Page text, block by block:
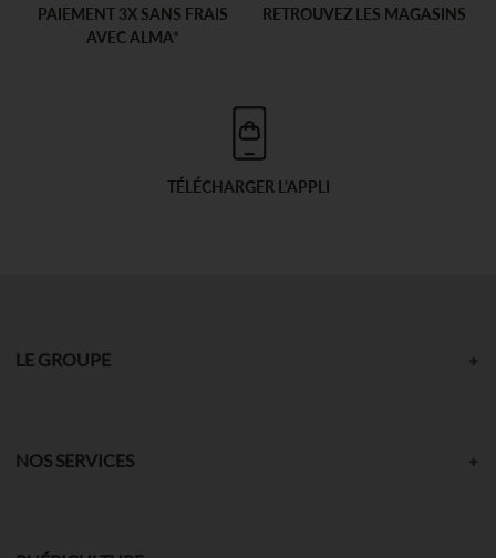
PAIEMENT 3X SANS FRAIS
AVEC ALMA*
RETROUVEZ LES MAGASINS
TÉLÉCHARGER L'APPLI
LE GROUPE
NOS SERVICES